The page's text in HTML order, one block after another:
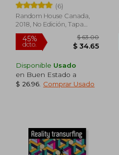
40%
dcto.
$ 42.66
(6)
Random House Canada,
2018, No Edición, Tapa
Dura, Nuevo
Disponible Usado
en Buen Estado a
$ 26.96 Comprar Usado